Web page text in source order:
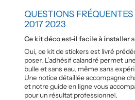
QUESTIONS
2017 2023
Ce kit déco est-il facile à installer
Oui, ce kit de stickers est livré
poser. L’adhésif calandré permet
bulle et sans eau, même sans
Une notice détaillée accompagne
et notre guide en ligne vous
pour un résultat professionnel.